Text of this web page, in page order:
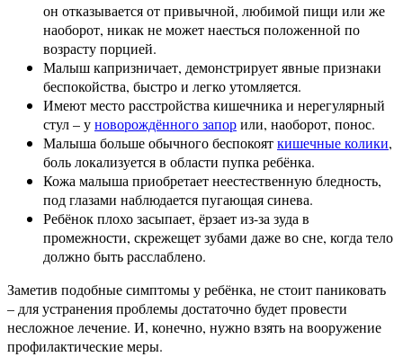
он отказывается от привычной, любимой пищи или же
наоборот, никак не может наесться положенной по
возрасту порцией.
Малыш капризничает, демонстрирует явные признаки
беспокойства, быстро и легко утомляется.
Имеют место расстройства кишечника и нерегулярный
стул – уноворождённого запорили, наоборот, понос.
Малыша больше обычного беспокояткишечные колики,
боль локализуется в области пупка ребёнка.
Кожа малыша приобретает неестественную бледность,
под глазами наблюдается пугающая синева.
Ребёнок плохо засыпает, ёрзает из-за зуда в
промежности, скрежещет зубами даже во сне, когда тело
должно быть расслаблено.
Заметив подобные симптомы у ребёнка, не стоит паниковать
– для устранения проблемы достаточно будет провести
несложное лечение. И, конечно, нужно взять на вооружение
профилактические меры.